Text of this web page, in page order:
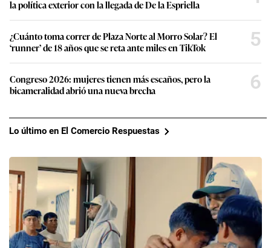
la política exterior con la llegada de De la Espriella
¿Cuánto toma correr de Plaza Norte al Morro Solar? El
‘runner’ de 18 años que se reta ante miles en TikTok
5
Congreso 2026: mujeres tienen más escaños, pero la
bicameralidad abrió una nueva brecha
6
Lo último en El Comercio Respuestas